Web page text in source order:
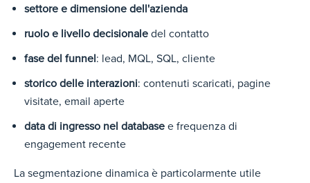
settore e dimensione dell'azienda
ruolo e livello decisionale del contatto
fase del funnel: lead, MQL, SQL, cliente
storico delle interazioni: contenuti scaricati, pagine
visitate, email aperte
data di ingresso nel database e frequenza di
engagement recente
La segmentazione dinamica è particolarmente utile